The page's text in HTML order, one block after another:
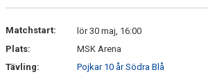
KONTAKT
Matchstart:
lör 30 maj, 16:00
Plats:
MSK Arena
Tävling:
Pojkar 10 år Södra Blå